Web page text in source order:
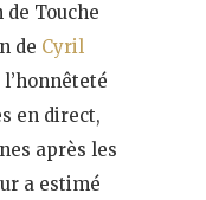
Touche
de Cyril
en direct,
après les
a estimé